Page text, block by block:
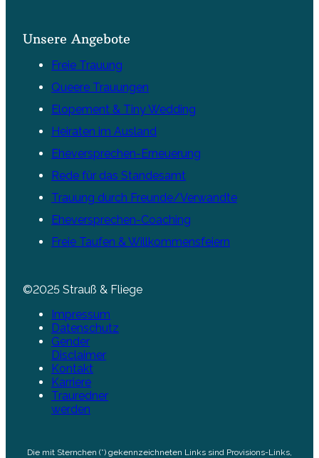
Unsere Angebote
Freie Trauung
Queere Trauungen
Elopement & Tiny Wedding
Heiraten im Ausland
Eheversprechen-Erneuerung
Rede für das Standesamt
Trauung durch Freunde/Verwandte
Eheversprechen-Coaching
Freie Taufen & Willkommensfeiern
©2025 Strauß & Fliege
Impressum
Datenschutz
Gender
Disclaimer
Kontakt
Karriere
Trauredner
werden
Die mit Sternchen (*) gekennzeichneten Links sind Provisions-Links,